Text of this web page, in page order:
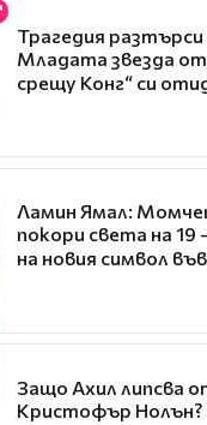
Трагедия разтърси
Младата звезда от
срещу Конг“ си
Ламин Ямал:
покори света на
на новия символ
Защо Ахил липсва
Кристофър Нолън?